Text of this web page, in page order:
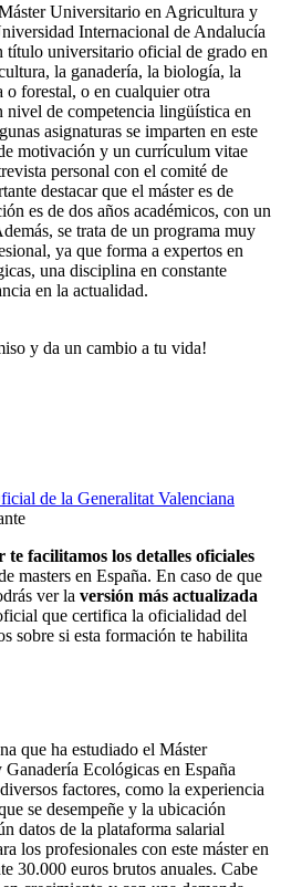
Universitario en Agricultura y
Internacional de Andalucía
título universitario oficial de grado en
la ganadería, la biología, la
forestal, o en cualquier otra
de competencia lingüística en
asignaturas se imparten en este
motivación y un currículum vitae
personal con el comité de
destacar que el máster es de
es de dos años académicos, con un
se trata de un programa muy
ya que forma a expertos en
una disciplina en constante
en la actualidad.
y da un cambio a tu vida!
de la Generalitat Valenciana
facilitamos los detalles oficiales
masters en España. En caso de que
ver la versión más actualizada
que certifica la oficialidad del
sobre si esta formación te habilita
que ha estudiado el Máster
Ecológicas en España
factores, como la experiencia
se desempeñe y la ubicación
datos de la plataforma salarial
los profesionales con este máster en
30.000 euros brutos anuales. Cabe